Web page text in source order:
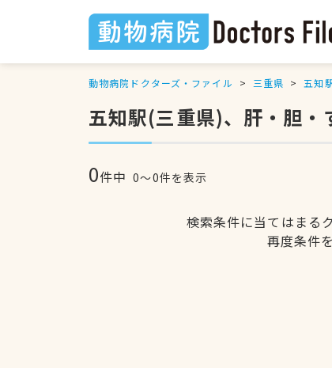
動物病院ドクターズ・ファイル 三重県 五知
五知駅(三重県)、肝・胆・
0件中 0〜0件を表示
検索条件に当てはまる
再度条件